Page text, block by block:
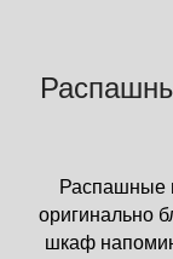
Распашные
оригинально
шкаф